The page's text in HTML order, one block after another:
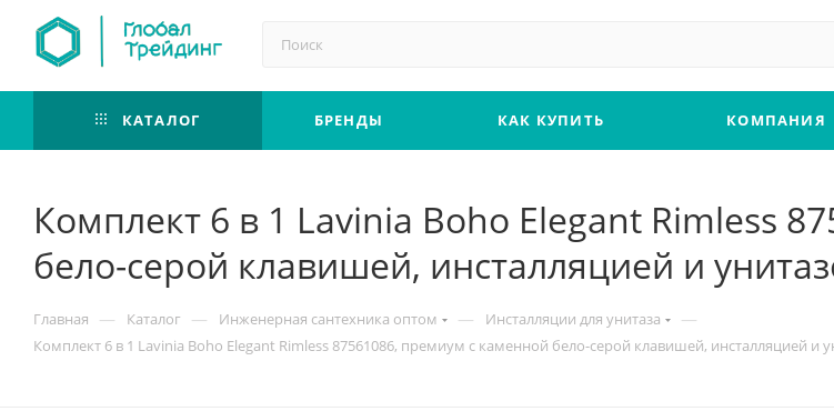
КАТАЛОГ БРЕНДЫ КАК КУПИТЬ КОМПАНИЯ
Комплект 6 в 1 Lavinia Boho Elegant Rimless
бело-серой клавишей, инсталляцией и
Главная — Каталог — Инженерная сантехника оптом — Инсталляции для унитаза —
Комплект 6 в 1 Lavinia Boho Elegant Rimless 87561086, премиум с каменной бело-серой клавишей, инсталляцией и